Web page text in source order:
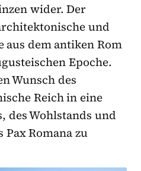
wider. Der
und
dem antiken Rom
Epoche.
Wunsch des
Reich in eine
des Wohlstands und
Romana zu